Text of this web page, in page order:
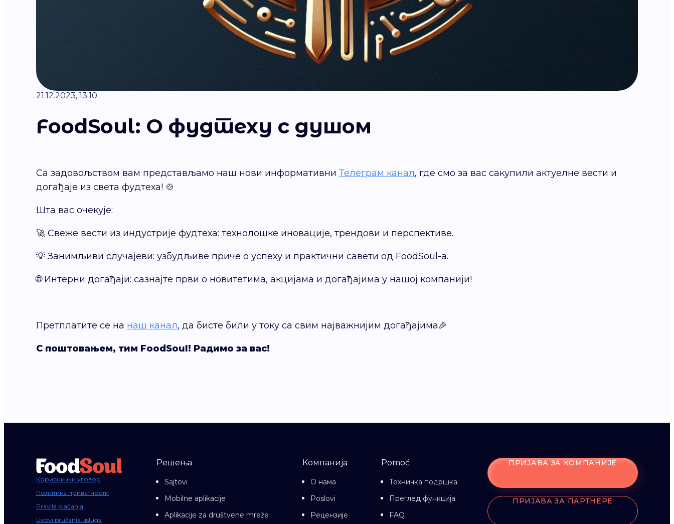
21.12.2023, 13:10
FoodSoul: О фудтеху с душом
Са задовољством вам представљамо наш нови информативни Телеграм канал, где смо за вас сакупили актуелне вести и
догађаје из света фудтеха! 🍲
Шта вас очекује:
🚀 Свеже вести из индустрије фудтеха: технолошке иновације, трендови и перспективе.
💡 Занимљиви случајеви: узбудљиве приче о успеху и практични савети од FoodSoul-а.
🌐 Интерни догађаји: сазнајте први о новитетима, акцијама и догађајима у нашој компанији!
Претплатите се на наш канал, да бисте били у току са свим најважнијим догађајима🎉
С поштовањем, тим FoodSoul! Радимо за вас!
Кориснички уговор
Политика приватности
Pravila plaćanja
Uslovi pružanja usluga
Решења
Sajtovi
Mobilne aplikacije
Aplikacije za društvene mreže
Компанија
О нама
Poslovi
Рецензије
Pomoć
Техничка подршка
Преглед функција
FAQ
ПРИЈАВА ЗА КОМПАНИЈЕ
ПРИЈАВА ЗА ПАРТНЕРЕ